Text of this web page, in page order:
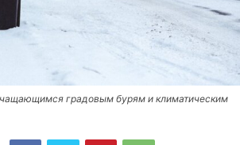
градовым бурям и климатическим